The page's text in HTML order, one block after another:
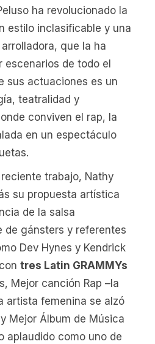
ha revolucionado la
estilo inclasificable y una
que la ha
escenarios de todo el
sus actuaciones es un
teatralidad y
conviven el rap, la
en un espectáculo
trabajo, Nathy
su propuesta artística
de la salsa
de gánsters y referentes
Dev Hynes y Kendrick
tres Latin GRAMMYs
Mejor canción Rap –la
artista femenina se alzó
Mejor Álbum de Música
aplaudido como uno de